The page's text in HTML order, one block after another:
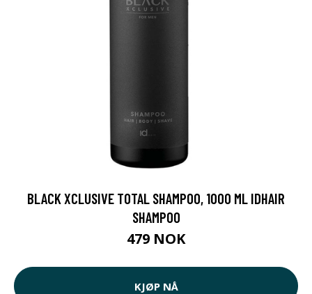
BLACK XCLUSIVE TOTAL SHAMPOO, 1000 ML IDHAIR
SHAMPOO
479 NOK
KJØP NÅ